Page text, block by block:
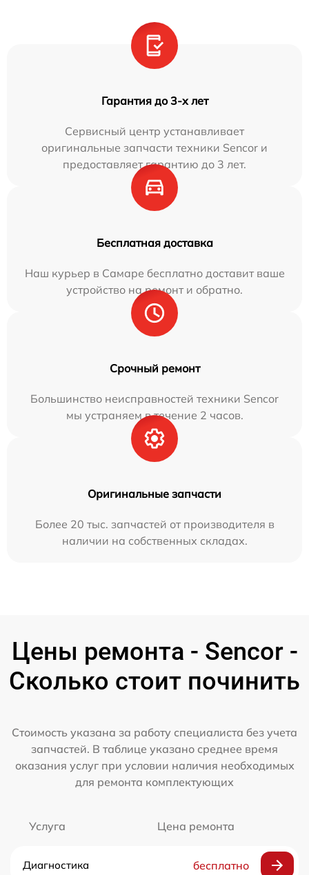
Гарантия до 3-х лет
Сервисный центр устанавливает
оригинальные запчасти техники Sencor и
предоставляет гарантию до 3 лет.
Бесплатная доставка
Наш курьер в Самаре бесплатно доставит ваше
устройство на ремонт и обратно.
Срочный ремонт
Большинство неисправностей техники Sencor
мы устраняем в течение 2 часов.
Оригинальные запчасти
Более 20 тыс. запчастей от производителя в
наличии на собственных складах.
Цены ремонта - Sencor -
Сколько стоит починить
Стоимость указана за работу специалиста без учета
запчастей. В таблице указано среднее время
оказания услуг при условии наличия необходимых
для ремонта комплектующих
Услуга Цена ремонта
Диагностика бесплатно